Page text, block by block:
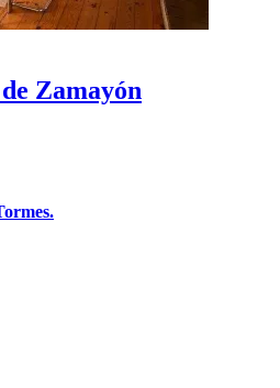
Zamayón